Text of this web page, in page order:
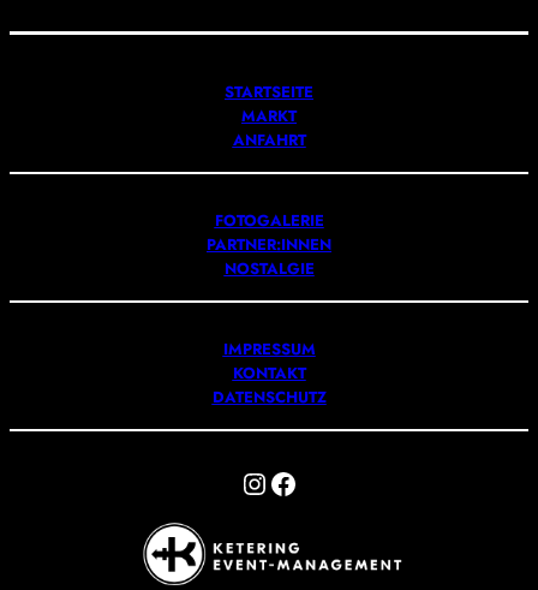
STARTSEITE
MARKT
ANFAHRT
FOTOGALERIE
PARTNER:INNEN
NOSTALGIE
IMPRESSUM
KONTAKT
DATENSCHUTZ
Instagram Facebook